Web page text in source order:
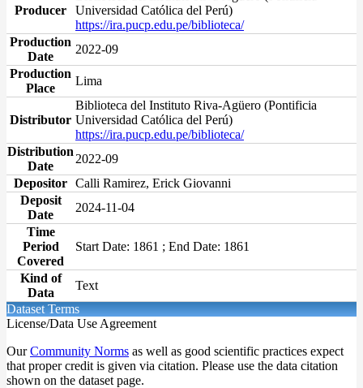
Producer
Universidad Católica del Perú)
https://ira.pucp.edu.pe/biblioteca/
Production
Date
2022-09
Production
Place
Lima
Distributor
Biblioteca del Instituto Riva-Agüero (Pontificia
Universidad Católica del Perú)
https://ira.pucp.edu.pe/biblioteca/
Distribution
Date
2022-09
Depositor Calli Ramirez, Erick Giovanni
Deposit
Date
2024-11-04
Time
Period
Covered
Start Date: 1861 ; End Date: 1861
Kind of
Data
Text
Dataset Terms
License/Data Use Agreement
OurCommunity Norms as well as good scientific practices expect
that proper credit is given via citation. Please use the data citation
shown on the dataset page.